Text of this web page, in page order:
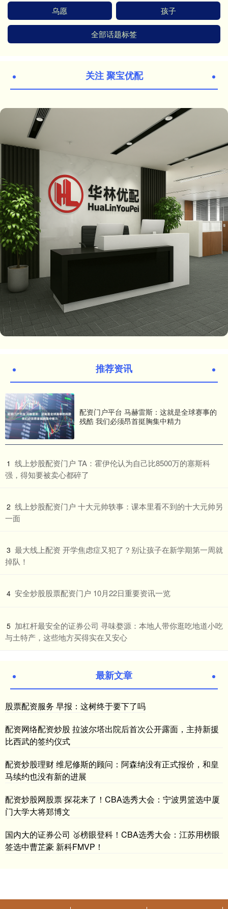
乌愿 孩子
全部话题标签
关注 聚宝优配
推荐资讯
配资门户平台 马赫雷斯：这就是全球赛事的
残酷 我们必须昂首挺胸集中精力
1 ​线上炒股配资门户 TA：霍伊伦认为自己比8500万的塞斯科
强，得知要被卖心都碎了
2 ​线上炒股配资门户 十大元帅轶事：课本里看不到的十大元帅另
一面
3 ​最大线上配资 开学焦虑症又犯了？别让孩子在新学期第一周就
掉队！
4 ​安全炒股股票配资门户 10月22日重要资讯一览
5 ​加杠杆最安全的证券公司 寻味婺源：本地人带你逛吃地道小吃
与土特产，这些地方买得实在又安心
最新文章
股票配资服务 早报：这树终于要下了吗
配资网络配资炒股 拉波尔塔出院后首次公开露面，主持新援
比西武的签约仪式
配资炒股理财 维尼修斯的顾问：阿森纳没有正式报价，和皇
马续约也没有新的进展
配资炒股网股票 探花来了！CBA选秀大会：宁波男篮选中厦
门大学大将郑博文
国内大的证券公司 🥈榜眼登科！CBA选秀大会：江苏用榜眼
签选中曹芷豪 新科FMVP！